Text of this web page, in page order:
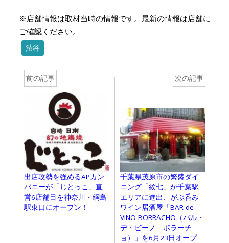
※店舗情報は取材当時の情報です。最新の情報は店舗に
ご確認ください。
渋谷
前の記事
出店攻勢を強めるAPカン
パニーが「じとっこ」直
営6店舗目を神奈川・綱島
駅東口にオープン！
次の記事
千葉県茂原市の繁盛ダイ
ニング「紋七」が千葉駅
エリアに進出、がぶ呑み
ワイン居酒屋「BAR de
VINO BORRACHO（バル・
デ・ビーノ ボラーチ
ョ）」を6月23日オープ